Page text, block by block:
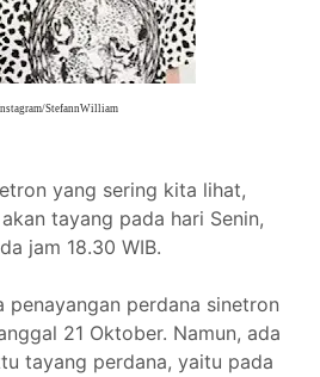
StefannWilliam
yang sering kita lihat,
akan tayang pada hari Senin,
jam 18.30 WIB.
penayangan perdana sinetron
21 Oktober. Namun, ada
tayang perdana, yaitu pada